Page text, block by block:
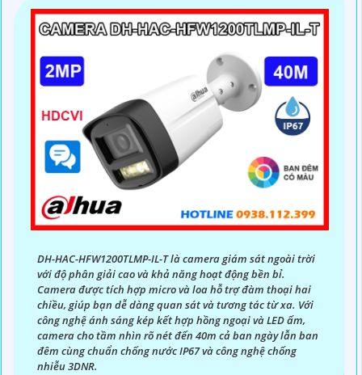
DH-HAC-HFW1200TLMP-IL-T là camera giám sát ngoài trời
với độ phân giải cao và khả năng hoạt động bền bỉ.
Camera được tích hợp micro và loa hỗ trợ đàm thoại hai
chiều, giúp bạn dễ dàng quan sát và tương tác từ xa. Với
công nghệ ánh sáng kép kết hợp hồng ngoại và LED ấm,
camera cho tầm nhìn rõ nét đến 40m cả ban ngày lẫn ban
đêm cùng chuẩn chống nước IP67 và công nghệ chống
nhiễu 3DNR.